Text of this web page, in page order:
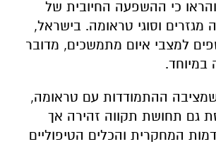
כי ההשפעה החיובית של
מגזרים וסוגי טראומה. בישראל,
למצבי איום מתמשכים, מדובר
במיוחד.
ההתמודדות עם טראומה,
גם תחושת תקווה זהירה אך
המחקרית והכלים הטיפוליים